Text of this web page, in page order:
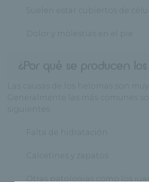
· Suelen estar cubiertos de
· Dolor y molestias en el pie
Las causas de los helomas son muy
Generalmente las más comunes
siguientes:
· Falta de hidratación
· Calcetines y zapatos
· Otras patologías como los